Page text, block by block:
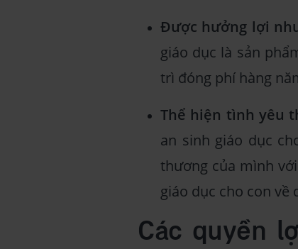
Được hưởng lợi
giáo dục là sản
trì đóng phí hàng
Thể hiện tình yêu
an sinh giáo dục
thương của mình
giáo dục cho con về
Các quyền